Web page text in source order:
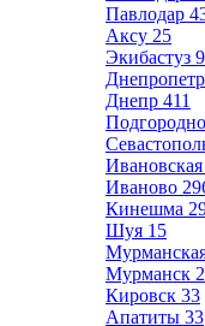
Павлодар
Аксу 25
Экибастуз 9
Днепр 411
Ивановская
Иваново
Кинешма
Шуя 15
Мурманск
Кировск 33
Апатиты 33